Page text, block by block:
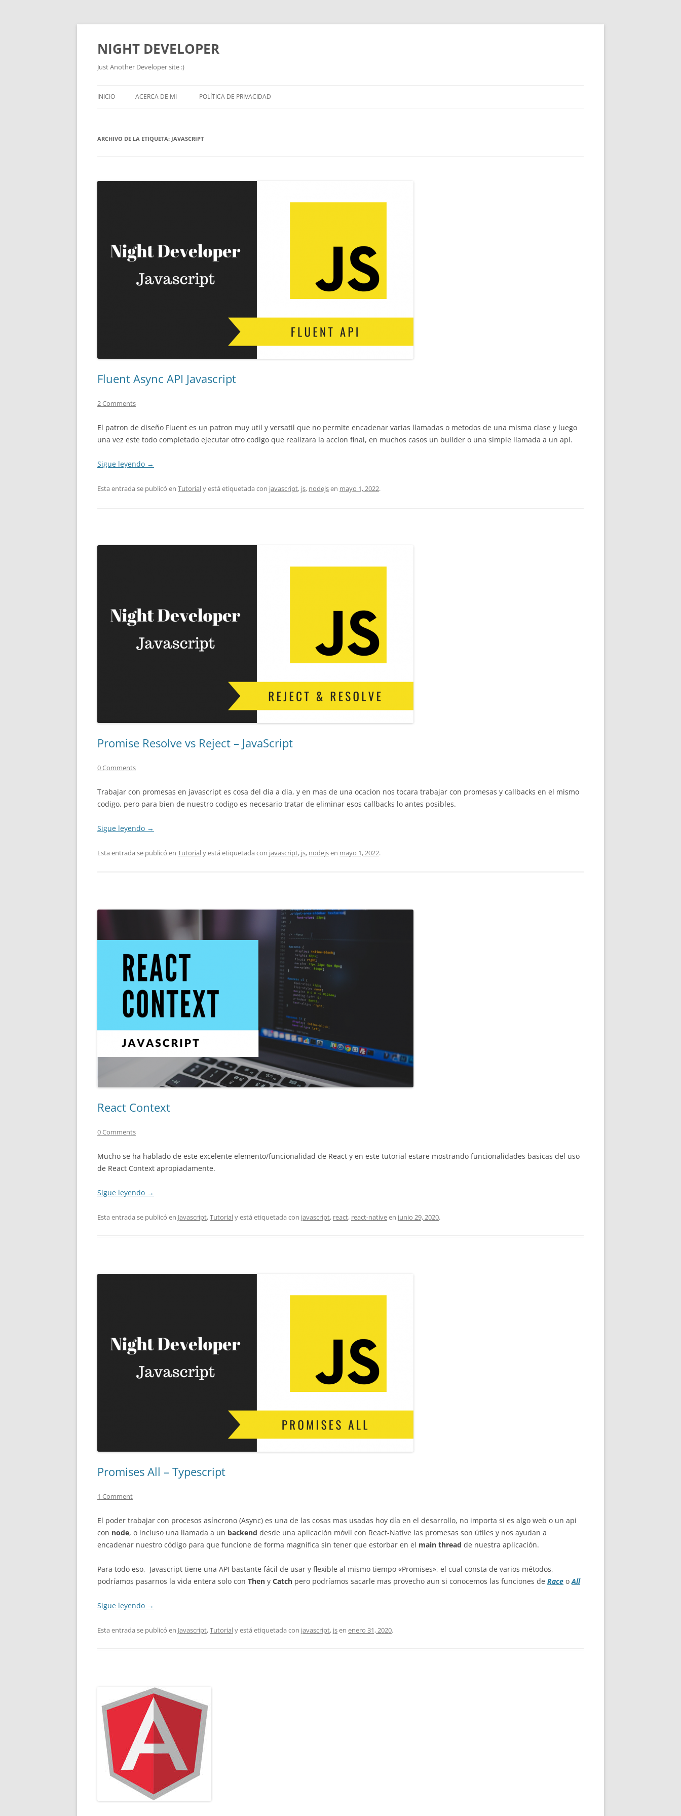
NIGHT DEVELOPER
Just Another Developer site :)
INICIO ACERCA DE MI POLÍTICA DE PRIVACIDAD
ARCHIVO DE LA ETIQUETA: JAVASCRIPT
Fluent Async API Javascript
2 Comments
El patron de diseño Fluent es un patron muy util y versatil que no permite encadenar varias llamadas o metodos de una misma clase y luego
una vez este todo completado ejecutar otro codigo que realizara la accion final, en muchos casos un builder o una simple llamada a un api.
Sigue leyendo →
Esta entrada se publicó en Tutorialy está etiquetada con javascript, js, nodejsen mayo 1, 2022.
Promise Resolve vs Reject – JavaScript
0 Comments
Trabajar con promesas en javascript es cosa del dia a dia, y en mas de una ocacion nos tocara trabajar con promesas y callbacks en el mismo
codigo, pero para bien de nuestro codigo es necesario tratar de eliminar esos callbacks lo antes posibles.
Sigue leyendo →
Esta entrada se publicó en Tutorialy está etiquetada con javascript, js, nodejsen mayo 1, 2022.
React Context
0 Comments
Mucho se ha hablado de este excelente elemento/funcionalidad de React y en este tutorial estare mostrando funcionalidades basicas del uso
de React Context apropiadamente.
Sigue leyendo →
Esta entrada se publicó en Javascript,Tutorialy está etiquetada con javascript, react, react-nativeen junio 29, 2020.
Promises All – Typescript
1 Comment
El poder trabajar con procesos asíncrono (Async) es una de las cosas mas usadas hoy día en el desarrollo, no importa si es algo web o un api
con node, o incluso una llamada a un backend desde una aplicación móvil con React-Native las promesas son útiles y nos ayudan a
encadenar nuestro código para que funcione de forma magnifica sin tener que estorbar en el main thread de nuestra aplicación.
Para todo eso, Javascript tiene una API bastante fácil de usar y flexible al mismo tiempo «Promises», el cual consta de varios métodos,
podríamos pasarnos la vida entera solo con Then y Catch pero podríamos sacarle mas provecho aun si conocemos las funciones de Race oAll
Sigue leyendo →
Esta entrada se publicó en Javascript,Tutorialy está etiquetada con javascript, jsen enero 31, 2020.